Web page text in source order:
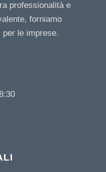
professionalità e
forniamo
per le imprese.